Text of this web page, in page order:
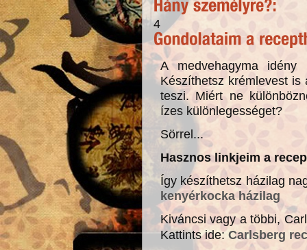
4
A medvehagyma
Készíthetsz krémlevest is
teszi. Miért ne
ízes különlegességet?
Sörrel...
Hasznos linkjeim a
Így készíthetsz házilag
kenyérkocka házilag
Kiváncsi vagy a többi,
Kattints ide:Carlsberg